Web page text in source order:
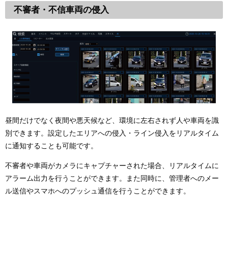
不審者・不信車両の侵入
昼間だけでなく夜間や悪天候など、環境に左右されず人や車両を識
別できます。設定したエリアへの侵入・ライン侵入をリアルタイム
に通知することも可能です。
不審者や車両がカメラにキャプチャーされた場合、リアルタイムに
アラーム出力を行うことができます。また同時に、管理者へのメー
ル送信やスマホへのプッシュ通信を行うことができます。